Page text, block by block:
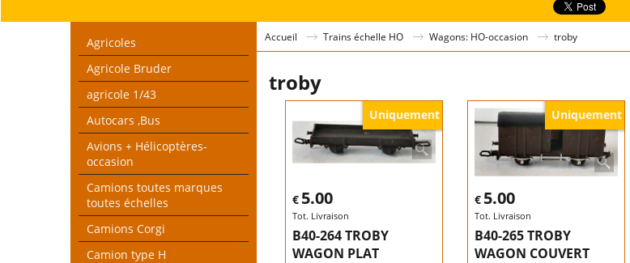
Agricoles
Agricole Bruder
agricole 1/43
Autocars ,Bus
Avions + Hélicoptères-
occasion
Camions toutes marques
toutes échelles
Camions Corgi
Camion type H
Accueil Trains échelle HO Wagons: HO-occasion troby
troby
Uniquement
€ 5.00
Tot. Livraison
B40-264 TROBY
WAGON PLAT
Uniquement
€ 5.00
Tot. Livraison
B40-265 TROBY
WAGON COUVERT